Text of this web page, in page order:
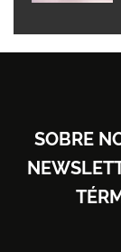
SOBRE